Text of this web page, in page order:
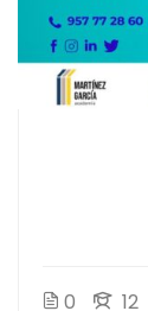
0 12